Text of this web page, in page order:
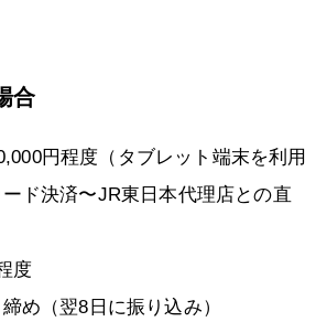
合
円程度（タブレット端末を利用
ド決済〜JR東日本代理店との直
度
め（翌8日に振り込み）